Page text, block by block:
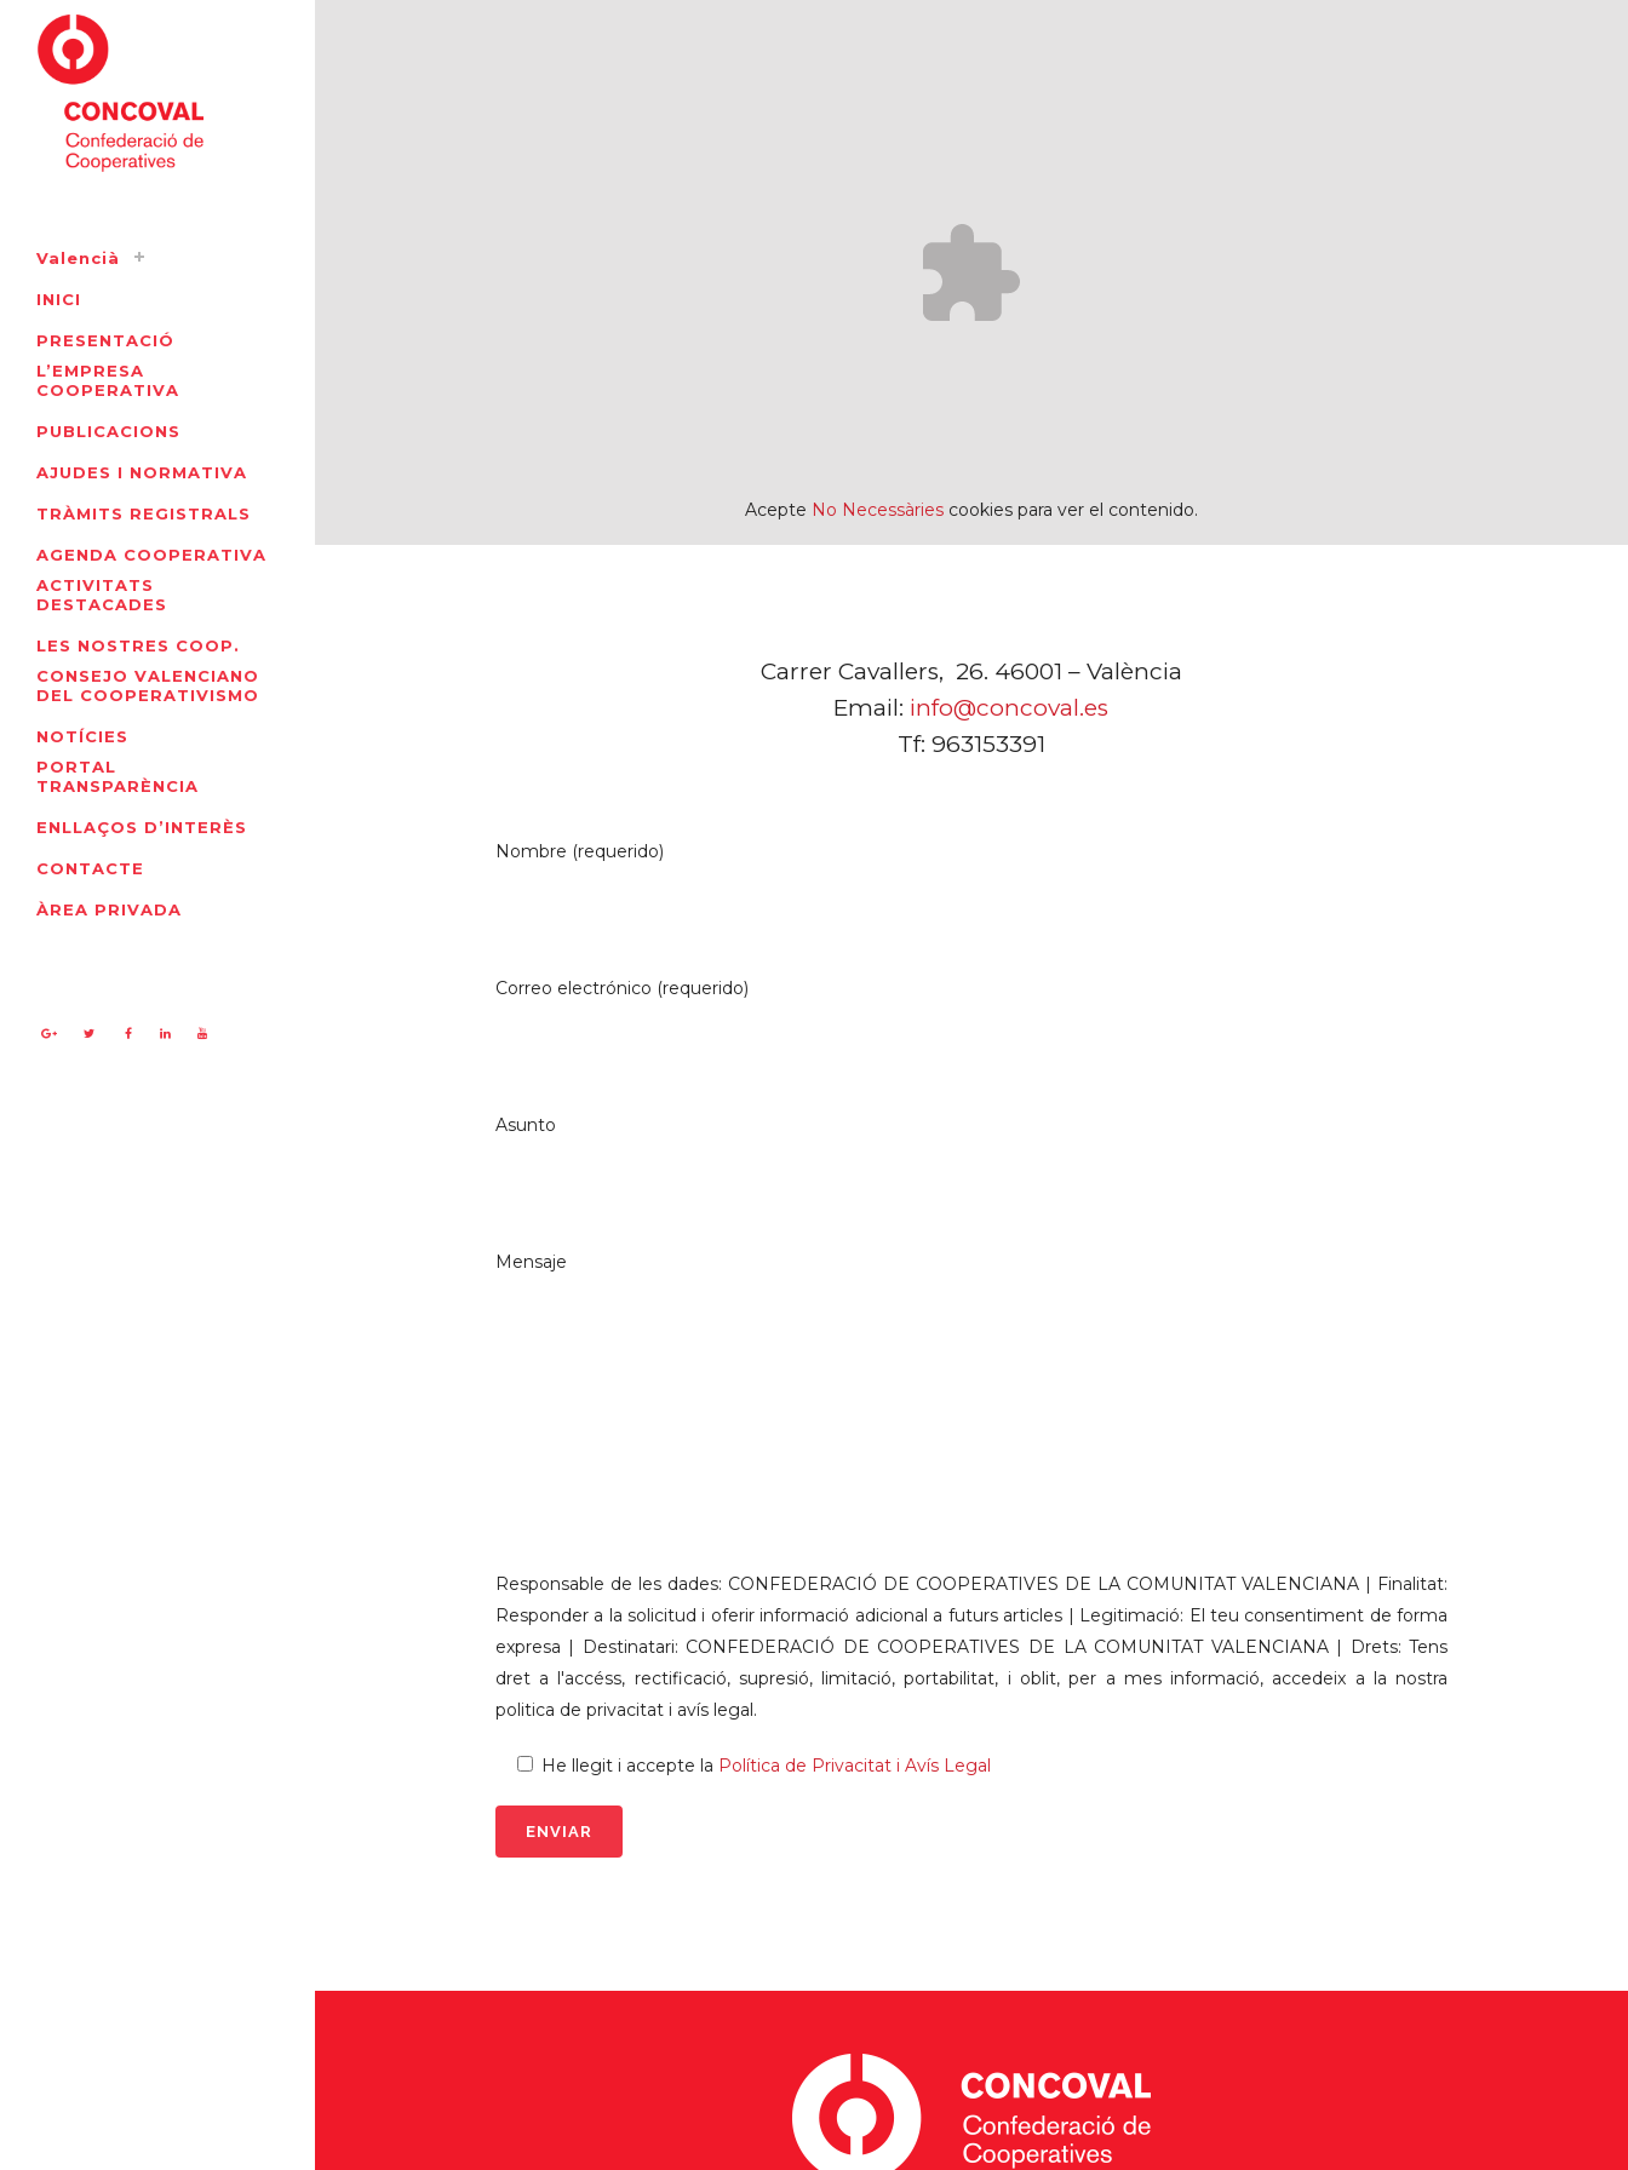
Valencià
INICI
PRESENTACIÓ
L’EMPRESA
COOPERATIVA
PUBLICACIONS
AJUDES I NORMATIVA
TRÀMITS REGISTRALS
AGENDA COOPERATIVA
ACTIVITATS
DESTACADES
LES NOSTRES COOP.
CONSEJO VALENCIANO
DEL COOPERATIVISMO
NOTÍCIES
PORTAL
TRANSPARÈNCIA
ENLLAÇOS D’INTERÈS
CONTACTE
ÀREA PRIVADA
Acepte No Necessàries cookies para ver el contenido.
Carrer Cavallers, 26. 46001 – València
Email: info@concoval.es
Tf: 963153391
Nombre (requerido)
Correo electrónico (requerido)
Asunto
Mensaje
Responsable de les dades: CONFEDERACIÓ DE COOPERATIVES DE LA COMUNITAT VALENCIANA | Finalitat:
Responder a la solicitud i oferir informació adicional a futurs articles | Legitimació: El teu consentiment de forma
expresa | Destinatari: CONFEDERACIÓ DE COOPERATIVES DE LA COMUNITAT VALENCIANA | Drets: Tens
dret a l'accéss, rectificació, supresió, limitació, portabilitat, i oblit, per a mes informació, accedeix a la nostra
politica de privacitat i avís legal.
He llegit i accepte la Política de Privacitat i Avís Legal